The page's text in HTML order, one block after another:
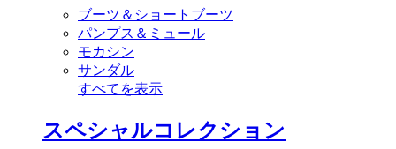
ブーツ＆ショートブーツ
パンプス＆ミュール
モカシン
サンダル
すべてを表示
スペシャルコレクション